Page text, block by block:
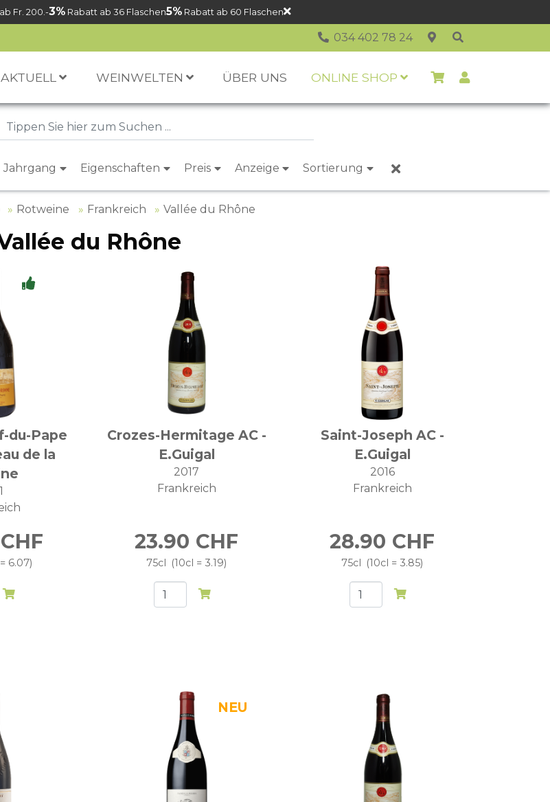
Fr. 200.-3%Rabatt ab 36 Flaschen5%Rabatt ab 60 Flaschen
034 402 78 24
AKTUELL WEINWELTEN ÜBER UNS ONLINE SHOP
Jahrgang Eigenschaften Preis Anzeige Sortierung
Rotweine Frankreich Vallée du Rhône
du Rhône
du-Pape
de la
CHF
6.07
Crozes-Hermitage AC -
E.Guigal
2017
Frankreich
23.90 CHF
75cl 10cl = 3.19
Saint-Joseph AC -
E.Guigal
2016
Frankreich
28.90 CHF
75cl 10cl = 3.85